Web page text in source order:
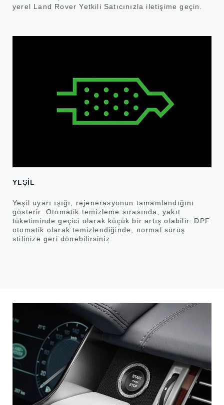
yerel Land Rover Yetkili Satıcınızla iletişime geçin.
YEŞİL
Yeşil uyarı ışığı, rejenerasyonun tamamlandığını
gösterir. Otomatik temizleme sırasında, yakıt
tüketiminde geçici olarak küçük bir artış olabilir. DPF
otomatik olarak temizlendiğinde, normal sürüş
stilinize geri dönebilirsiniz.